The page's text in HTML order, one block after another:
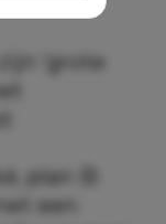
‘grote
plan B:
een